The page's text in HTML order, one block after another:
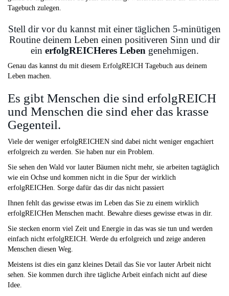
Tagebuch zulegen.
Stell dir vor du kannst mit einer täglichen 5-minütigen
Routine deinem Leben einen positiveren Sinn und dir
ein erfolgREICHeres Leben genehmigen.
Genau das kannst du mit diesem ErfolgREICH Tagebuch aus deinem
Leben machen.
Es gibt Menschen die sind erfolgREICH
und Menschen die sind eher das krasse
Gegenteil.
Viele der weniger erfolgREICHEN sind dabei nicht weniger engachiert
erfolgreich zu werden. Sie haben nur ein Problem.
Sie sehen den Wald vor lauter Bäumen nicht mehr, sie arbeiten tagtäglich
wie ein Ochse und kommen nicht in die Spur der wirklich
erfolgREICHen. Sorge dafür das dir das nicht passiert
Ihnen fehlt das gewisse etwas im Leben das Sie zu einem wirklich
erfolgREICHen Menschen macht. Bewahre dieses gewisse etwas in dir.
Sie stecken enorm viel Zeit und Energie in das was sie tun und werden
einfach nicht erfolgREICH. Werde du erfolgreich und zeige anderen
Menschen diesen Weg.
Meistens ist dies ein ganz kleines Detail das Sie vor lauter Arbeit nicht
sehen. Sie kommen durch ihre tägliche Arbeit einfach nicht auf diese
Idee.